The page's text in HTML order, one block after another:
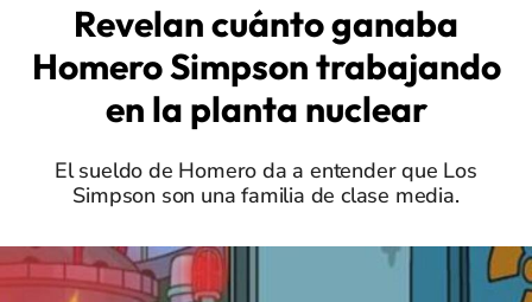
Revelan cuánto ganaba
Homero Simpson trabajando
en la planta nuclear
El sueldo de Homero da a entender que Los
Simpson son una familia de clase media.